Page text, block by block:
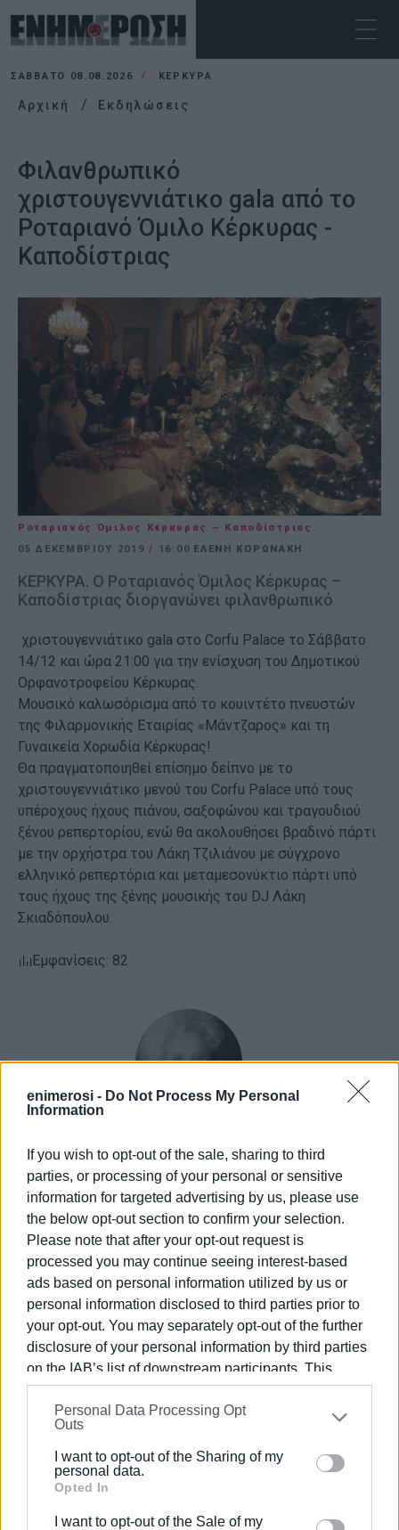
enimerosi - Do Not Process My Personal
Information
If you wish to opt-out of the sale, sharing to third
parties, or processing of your personal or sensitive
information for targeted advertising by us, please use
the below opt-out section to confirm your selection.
Please note that after your opt-out request is
processed you may continue seeing interest-based
ads based on personal information utilized by us or
personal information disclosed to third parties prior to
your opt-out. You may separately opt-out of the further
disclosure of your personal information by third parties
on the IAB’s list of downstream participants. This
information may also be disclosed by us to third parties
on theIAB’s List of Downstream Participants
that may
further disclose it to other third parties.
Please note that this website/app uses one or more
Google services and may gather and store information
Personal Data Processing Opt
Outs
I want to opt-out of the Sharing of my
personal data.
Opted In
I want to opt-out of the Sale of my
ΣΆΒΒΑΤΟ 08.08.2026 ΚΕΡΚΥΡΑ
Αρχική Εκδηλώσεις
Φιλανθρωπικό
χριστουγεννιάτικο gala από το
Ροταριανό Όμιλο Κέρκυρας -
Καποδίστριας
Ροταριανός Όμιλος Κέρκυρας – Καποδίστριας
05 ΔΕΚΕΜΒΡΊΟΥ 2019/ 16:00 ΕΛΈΝΗ ΚΟΡΩΝΆΚΗ
ΚΕΡΚΥΡΑ. Ο Ροταριανός Όμιλος Κέρκυρας –
Καποδίστριας διοργανώνει φιλανθρωπικό
χριστουγεννιάτικο gala στο Corfu Palace το Σάββατο
14/12 και ώρα 21:00 για την ενίσχυση του Δημοτικού
Ορφανοτροφείου Κέρκυρας.
Μουσικό καλωσόρισμα από το κουιντέτο πνευστών
της Φιλαρμονικής Εταιρίας «Μάντζαρος» και τη
Γυναικεία Χορωδία Κέρκυρας!
Θα πραγματοποιηθεί επίσημο δείπνο με το
χριστουγεννιάτικο μενού του Corfu Palace υπό τους
υπέροχους ήχους πιάνου, σαξοφώνου και τραγουδιού
ξένου ρεπερτορίου, ενώ θα ακολουθήσει βραδινό πάρτι
με την ορχήστρα του Λάκη Τζιλιάνου με σύγχρονο
ελληνικό ρεπερτόρια και μεταμεσονύκτιο πάρτι υπό
τους ήχους της ξένης μουσικής του DJ Λάκη
Σκιαδόπουλου.
Εμφανίσεις: 82
Ελένη Κορωνάκη
Εργάζεται στις Εκδόσεις Ενημέρωση από το
1990 σε θέσεις υψηλής ευθύνης. Ειδικεύεται στις
δημόσιες σχέσεις, το ελεύθερο και το
καλλιτεχνικό ρεπορτάζ.
Ακολουθήστε το enimerosi στοFacebook
Συνδρομητές στο e-paper